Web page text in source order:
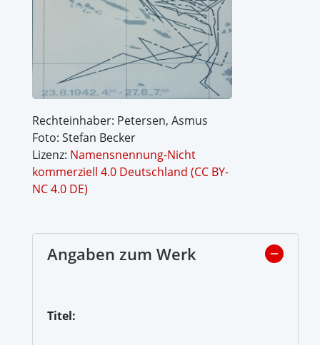
Rechteinhaber: Petersen, Asmus
Foto: Stefan Becker
Lizenz: Namensnennung-Nicht
kommerziell 4.0 Deutschland (CC BY-
NC 4.0 DE)
Angaben zum Werk
Titel: